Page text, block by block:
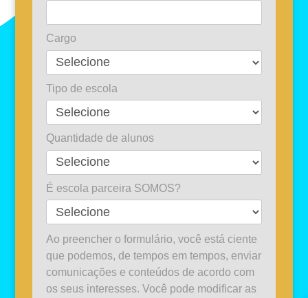
Cargo
Tipo de escola
Quantidade de alunos
É escola parceira SOMOS?
Ao preencher o formulário, você está ciente
que podemos, de tempos em tempos, enviar
comunicações e conteúdos de acordo com
os seus interesses. Você pode modificar as